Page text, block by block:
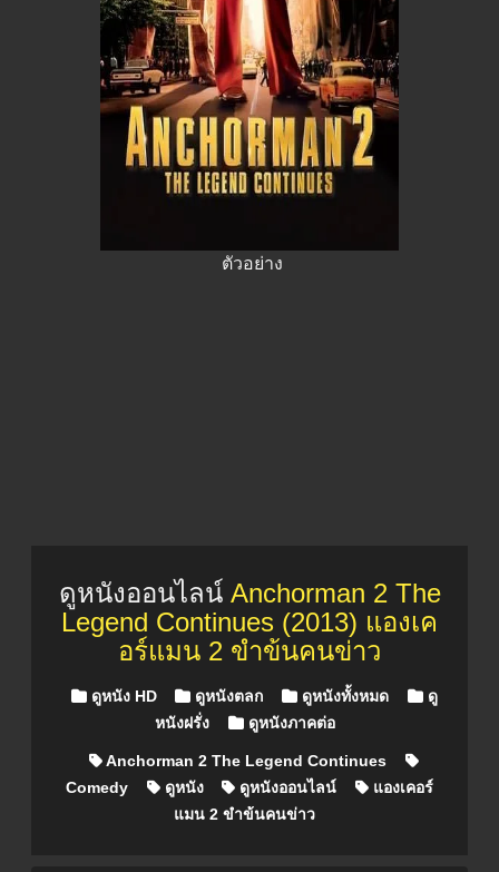
ตัวอย่าง
ดูหนังออนไลน์ Anchorman 2 The
Legend Continues (2013) แองเค
อร์แมน 2 ขำข้นคนข่าว
Posted in
ดูหนัง HD ดูหนังตลก ดูหนังทั้งหมด
ดู
หนังฝรั่ง
ดูหนังภาคต่อ
Anchorman 2 The Legend Continues
Comedy
ดูหนัง ดูหนังออนไลน์
แองเคอร์
แมน 2 ขำข้นคนข่าว